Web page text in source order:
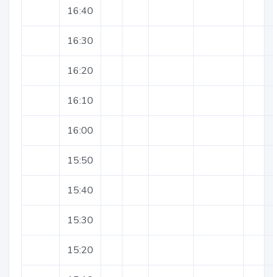
16:40
16:30
16:20
16:10
16:00
15:50
15:40
15:30
15:20